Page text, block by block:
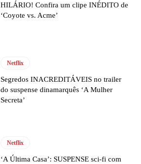
HILÁRIO! Confira um clipe INÉDITO de
‘Coyote vs. Acme’
Netflix
Segredos INACREDITÁVEIS no trailer
do suspense dinamarquês ‘A Mulher
Secreta’
Netflix
‘A Última Casa’: SUSPENSE sci-fi com